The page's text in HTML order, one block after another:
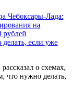
Чебоксары-Лада:
на
рублей
делать, если уже
о схемах,
что нужно делать,